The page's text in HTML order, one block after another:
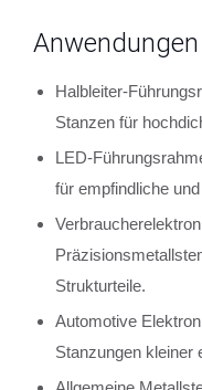
Anwendungen
Halbleiter-
Stanzen für
LED-
für empfindliche
Strukturteile.
Automotive
Stanzungen kleiner